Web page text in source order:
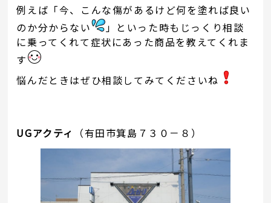
例えば「今、こんな傷があるけど何を塗れば良い
のか分からない
」といった時もじっくり相談
に乗ってくれて症状にあった商品を教えてくれま
す
悩んだときはぜひ相談してみてくださいね
UGアクティ （有田市箕島７３０－８）